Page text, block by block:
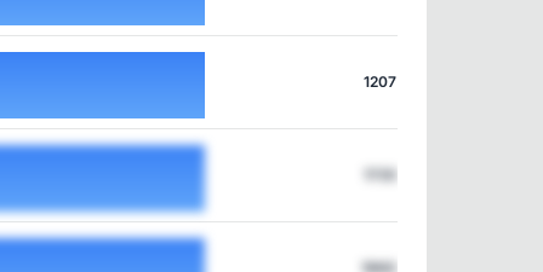
1207
1960